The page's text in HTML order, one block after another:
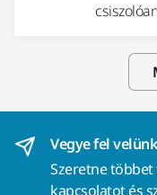
Vegye fel
Szeretne többet
kapcsolatotés